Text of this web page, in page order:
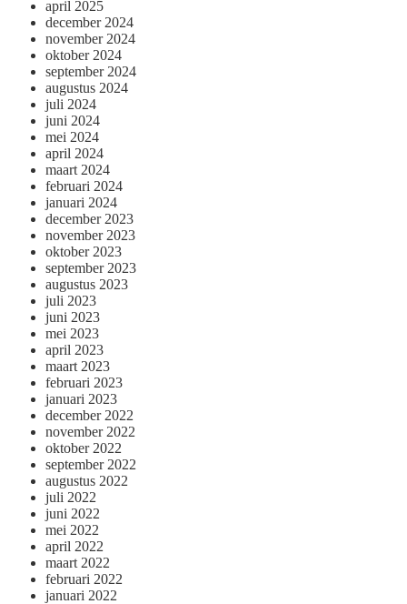
april 2025
december 2024
november 2024
oktober 2024
september 2024
augustus 2024
juli 2024
juni 2024
mei 2024
april 2024
maart 2024
februari 2024
januari 2024
december 2023
november 2023
oktober 2023
september 2023
augustus 2023
juli 2023
juni 2023
mei 2023
april 2023
maart 2023
februari 2023
januari 2023
december 2022
november 2022
oktober 2022
september 2022
augustus 2022
juli 2022
juni 2022
mei 2022
april 2022
maart 2022
februari 2022
januari 2022